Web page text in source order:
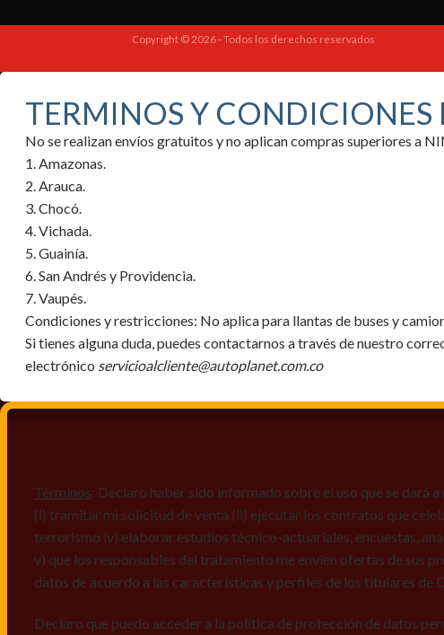
Copyright © 2026 - Todos los derechos reservados
TERMINOS Y
No se realizan envíos gratuitos y no aplican compras superiores a
1. Amazonas.
2. Arauca.
3. Chocó.
4. Vichada.
5. Guainía.
6. San Andrés y Providencia.
7. Vaupés.
Condiciones y restricciones: No aplica para llantas de buses y
Si tienes alguna duda, puedes contactarnos a través de nuestro
electrónico servicioalcliente@autoplanet.com.co
Términos: Declaro haber sido informado sobre el uso que se dará
(i) tramitar mi solicitud de venta (ii) ejecutar los contratos que
terrorismo iv) elaborar estudios técnico-actuariales, encuestas,
v) que los responsables del tratamiento me envíen ofertas de sus
datos de acuerdo a las características y perfiles de los titulares de
Declaro que puedo acceder a la política de protección de datos